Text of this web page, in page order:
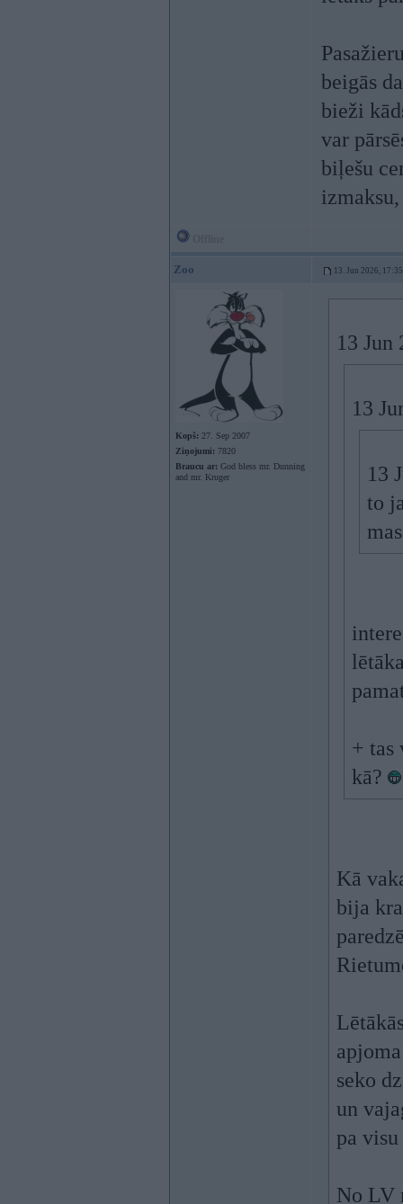
beigās
bieži
var
biļešu
Zoo 13. Jun 2026, 17:35
Kopš: 27. Sep 2007
Ziņojumi: 7820
Braucu ar: God bless mr. Dunning
and mr. Kruger
13 Jun
13
13
to
+ tas
kā?
Kā
bija
seko
un
pa
No LV